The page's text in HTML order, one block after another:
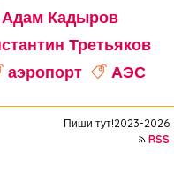
Адам Кадыров
Третьяков
аэропорт
АЭС
Пиши тут!2023-2026
RSS